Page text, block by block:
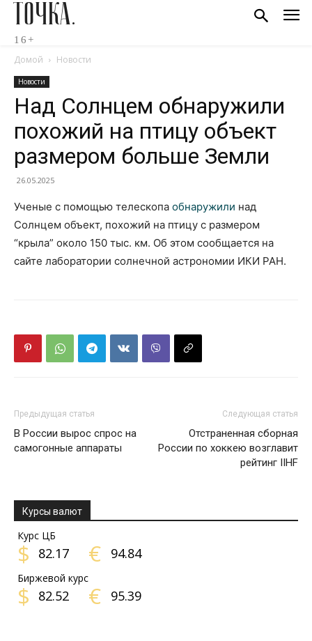
ТОЧКА.
16+
Домой Новости
Новости
Над Солнцем обнаружили
похожий на птицу объект
размером больше Земли
26.05.2025
Ученые с помощью телескопа обнаружили над
Солнцем объект, похожий на птицу с размером
“крыла” около 150 тыс. км. Об этом сообщается на
сайте лаборатории солнечной астрономии ИКИ РАН.
Предыдущая статья
В России вырос спрос на
самогонные аппараты
Следующая статья
Отстраненная сборная
России по хоккею возглавит
рейтинг IIHF
Курсы валют
Курс ЦБ
$ 82.17 € 94.84
Биржевой курс
$ 82.52 € 95.39